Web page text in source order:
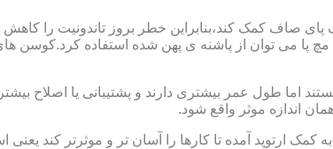
کمک کند،بنابراین خطر بروز تاندونیت را کاهش
پا می توان از پاشنه ی پهن شده استفاده کرد.کوسن
اما طول عمر بیشتری دارند و پشتیبانی یا اصلاح
اندازه موثر واقع شود.
ارتوپد آمده تا کارها را آسان تر و موثرتر کند